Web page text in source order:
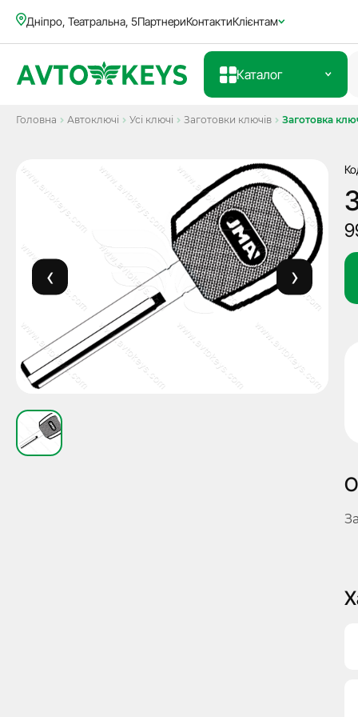
Дніпро, Театральна, 5ПартнериКонтактиКлієнтам
Каталог
Головна Автоключі Усі ключі Заготовки ключів Заготовка